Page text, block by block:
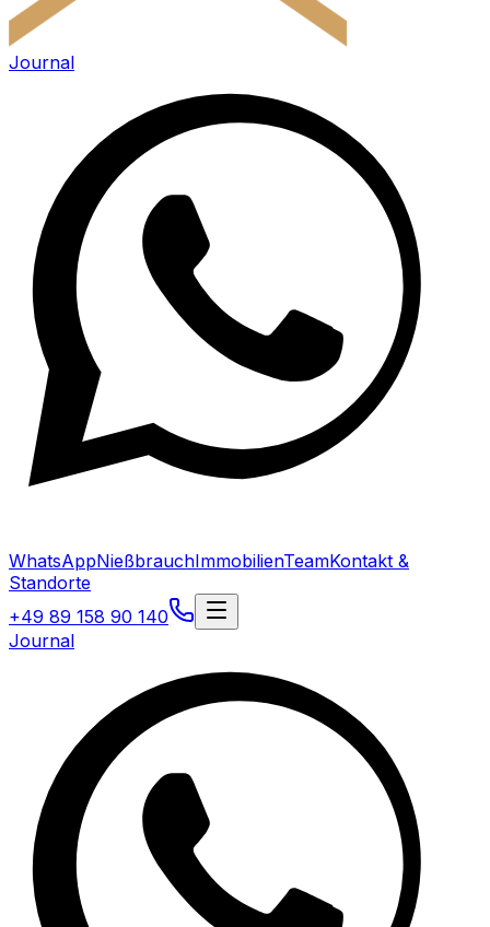
Journal
WhatsAppNießbrauchImmobilienTeamKontakt &
Standorte
+49 89 158 90 140
Journal